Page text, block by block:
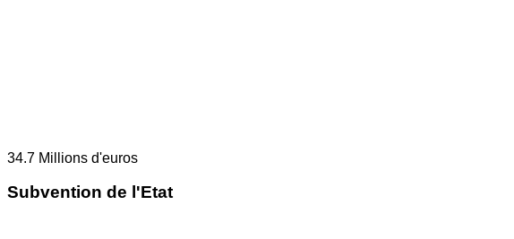
34.7 Millions d'euros
Subvention de l'Etat